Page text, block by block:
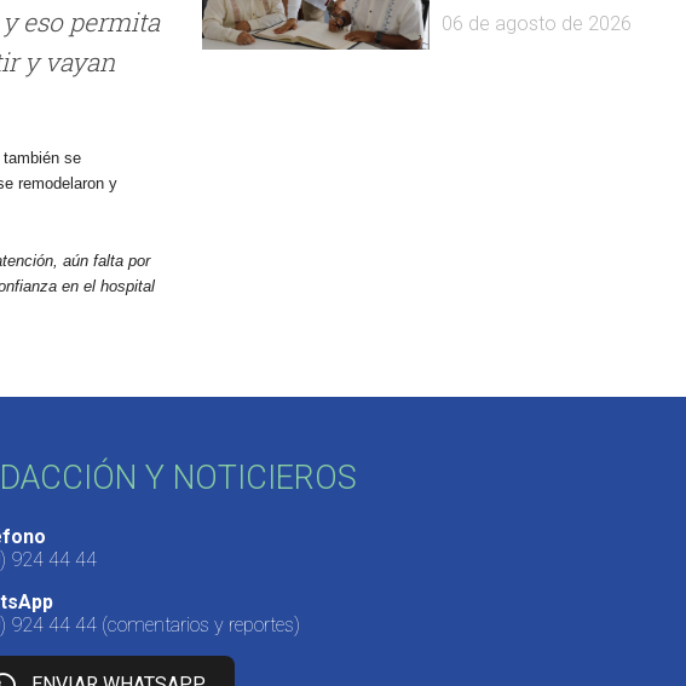
eso permita
y vayan
se
remodelaron y
aún falta por
en el hospital
06 de agosto de 2026
Y NOTICIEROS
924 44 44
924 44 44 (comentarios y reportes)